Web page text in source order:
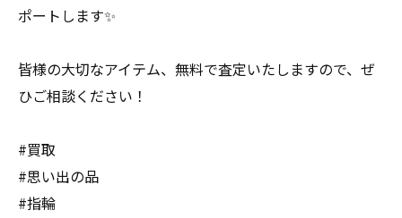
ポートします✨
皆様の大切なアイテム、無料で査定いたしますので、ぜ
ひご相談ください！
#買取
#思い出の品
#指輪